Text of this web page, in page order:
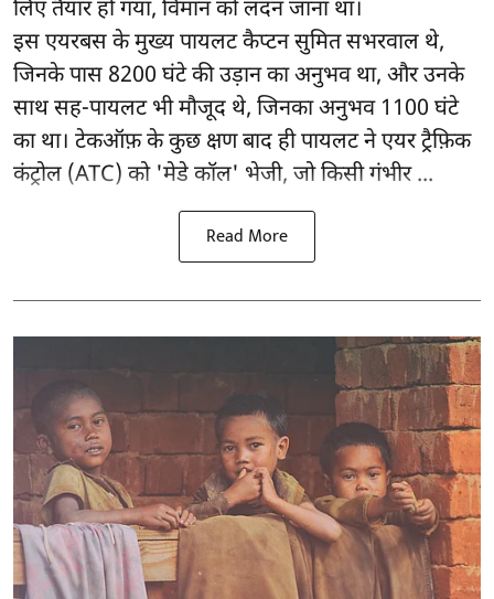
लिए तैयार हो गया, विमान को लंदन जाना था।
इस एयरबस के मुख्य पायलट कैप्टन सुमित सभरवाल थे,
जिनके पास 8200 घंटे की उड़ान का अनुभव था, और उनके
साथ सह-पायलट भी मौजूद थे, जिनका अनुभव 1100 घंटे
का था। टेकऑफ़ के कुछ क्षण बाद ही पायलट ने एयर ट्रैफ़िक
कंट्रोल (ATC) को 'मेडे कॉल' भेजी, जो किसी गंभीर ...
Read More